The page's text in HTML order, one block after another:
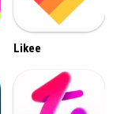
Likee